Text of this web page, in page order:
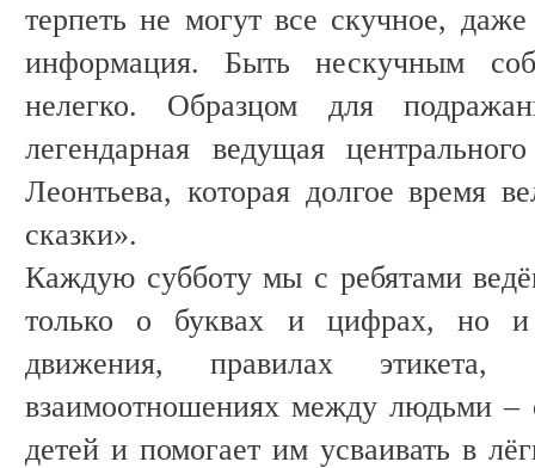
терпеть не могут все скучное,
информация. Быть нескучным
нелегко. Образцом для
легендарная ведущая
Леонтьева, которая долгое время
сказки».
Каждую субботу мы с ребятами
только о буквах и цифрах, но и
движения, правилах
взаимоотношениях между людьми –
детей и помогает им усваивать в